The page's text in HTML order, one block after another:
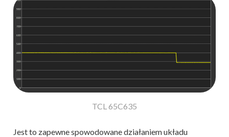
TCL 65C635
Jest to zapewne spowodowane działaniem układu